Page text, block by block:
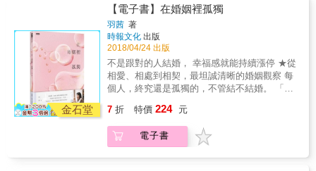
著自學英文網路交友，竟然喊著要嫁到澳洲去
&hellip;&hellip; & 這不僅是個勇敢追尋愛情的
故事，更是一個家庭在頓失支柱後，媽媽與女
兒間，如何各自面對傷痛，從衝突到理解的過
程。 & 作者流暢的文字與豐厚的情感讓親情、
愛情、勇氣、生死與選擇等議題，透過看似戲
劇化卻真實無比的情節深深震撼人心，讓每個
考與共鳴。 & ▍母女間的相愛相殺，全都活靈
活現躍然紙上，跳tone的母親、無奈的女兒，
幽默詼諧、精采萬分，讓人讀來欲罷不能。
著理解她的寂寞與渴望，最後放她自由。 & 我
媽的精神瘋狂，跟我的任性行動其實有很大關
係，我們都是不按社會期待和價值觀前進的傢
伙。我用一種走得很慢的方式前進，她罵我笨
蛋的同時，也說：「現在放棄，妳就毫無價值
了。」母親和女兒是不是都是這樣呢？愛恨交
織、互相牽扯。 & 父親的驟然離世，讓全家陷
入巨大的傷痛中。她和妹妹很快從父親過世的
陰影中走出來&hellip;&hellip;或者說，年輕的她
的難關。但媽媽卻嚴重適應不良，丈夫的離去
帶走了安全感和信賴的一切，於是她退化成青
春期的少女，在一段又一段的感情中尋找存在
金石堂
【電子書】在婚姻裡孤獨
羽茜 著
時報文化 出版
2018/04/24 出版
不是跟對的人結婚， 幸福感就能持續漲停 ★從
相愛、相處到相契，最坦誠清晰的婚姻觀察 每
個人，終究還是孤獨的，不管結不結婚。 「婚
來說，真正把我們綁在一起的，並不只是兩個
人和諧分工的日常。而是那些如果不是因為結
婚，根本不會發生的，一次又一次的緊張和對
7 折 特價 224 元
電子書